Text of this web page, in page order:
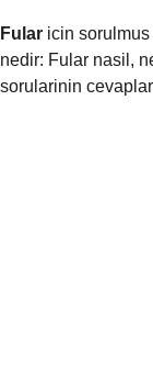
Fular icin
nedir: Fular nasil,
sorularinin